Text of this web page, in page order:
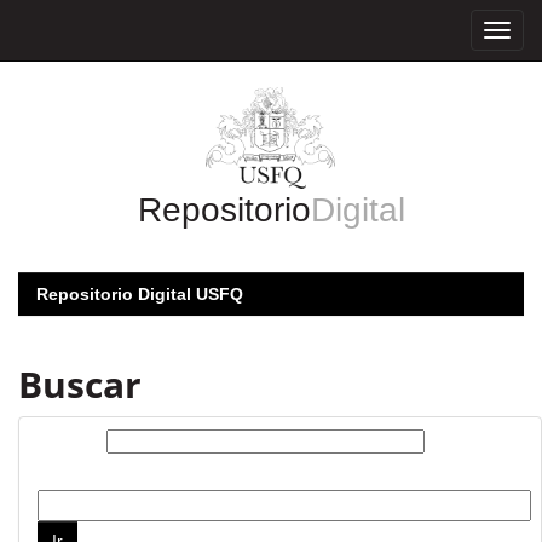
RepositorioDigital
Repositorio Digital USFQ
Buscar